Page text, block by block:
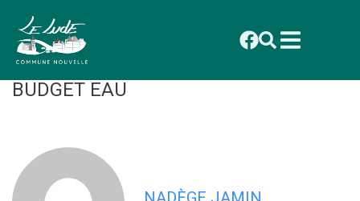
principal
CONSEIL AVRIL DELIBERATION
2025_027 AFFECTATION DU RESULTAT
BUDGET EAU